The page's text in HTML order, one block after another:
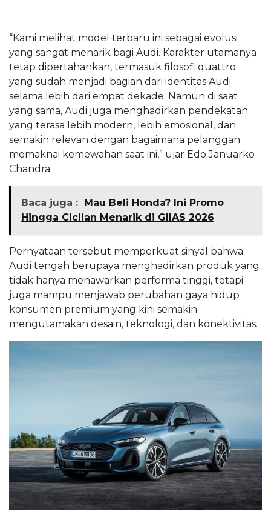
“Kami melihat model terbaru ini sebagai evolusi
yang sangat menarik bagi Audi. Karakter utamanya
tetap dipertahankan, termasuk filosofi quattro
yang sudah menjadi bagian dari identitas Audi
selama lebih dari empat dekade. Namun di saat
yang sama, Audi juga menghadirkan pendekatan
yang terasa lebih modern, lebih emosional, dan
semakin relevan dengan bagaimana pelanggan
memaknai kemewahan saat ini,” ujar Edo Januarko
Chandra.
Baca juga :
Mau Beli Honda? Ini Promo
Hingga Cicilan Menarik di GIIAS 2026
Pernyataan tersebut memperkuat sinyal bahwa
Audi tengah berupaya menghadirkan produk yang
tidak hanya menawarkan performa tinggi, tetapi
juga mampu menjawab perubahan gaya hidup
konsumen premium yang kini semakin
mengutamakan desain, teknologi, dan konektivitas.